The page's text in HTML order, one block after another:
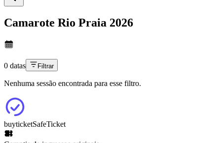
Camarote Rio Praia 2026
0 datas Filtrar
Nenhuma sessão encontrada para esse filtro.
buyticketSafeTicket